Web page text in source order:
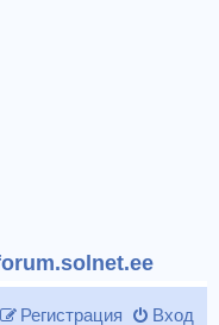
Вход
Регистрация